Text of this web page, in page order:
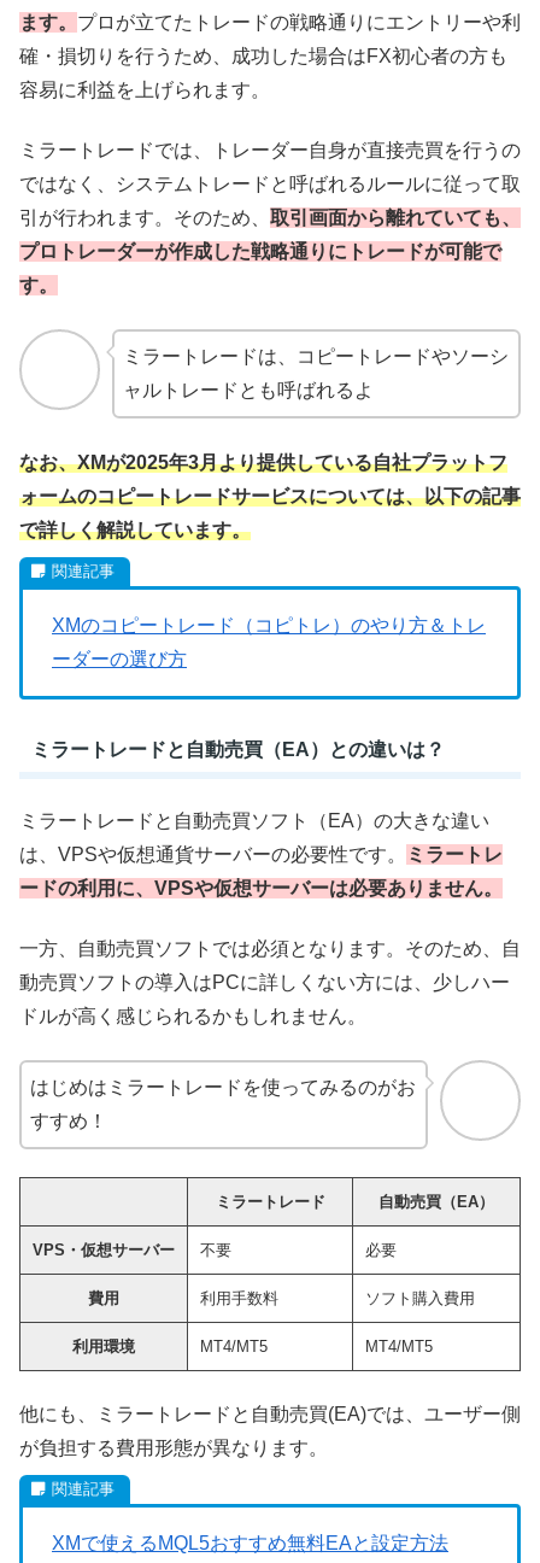
ます。 プロが立てたトレードの戦略通りにエントリーや利
確・損切りを行うため、成功した場合はFX初心者の方も
容易に利益を上げられます。
ミラートレードでは、トレーダー自身が直接売買を行うの
ではなく、システムトレードと呼ばれるルールに従って取
引が行われます。そのため、 取引画面から離れていても、
プロトレーダーが作成した戦略通りにトレードが可能で
す。
ミラートレードは、コピートレードやソーシ
ャルトレードとも呼ばれるよ
なお、XMが2025年3月より提供している自社プラットフ
ォームのコピートレードサービスについては、以下の記事
で詳しく解説しています。
XMのコピートレード（コピトレ）のやり方＆トレ
ーダーの選び方
ミラートレードと自動売買（EA）との違いは？
ミラートレードと自動売買ソフト（EA）の大きな違い
は、VPSや仮想通貨サーバーの必要性です。
ミラートレ
ードの利用に、VPSや仮想サーバーは必要ありません。
一方、自動売買ソフトでは必須となります。そのため、自
動売買ソフトの導入はPCに詳しくない方には、少しハー
ドルが高く感じられるかもしれません。
はじめはミラートレードを使ってみるのがお
すすめ！
ミラートレード 自動売買（EA）
VPS・仮想サーバー 不要 必要
費用 利用手数料 ソフト購入費用
利用環境 MT4/MT5 MT4/MT5
他にも、ミラートレードと自動売買(EA)では、ユーザー側
が負担する費用形態が異なります。
XMで使えるMQL5おすすめ無料EAと設定方法